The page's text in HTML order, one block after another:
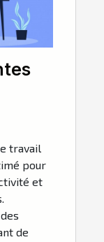
travail
pour
et
de